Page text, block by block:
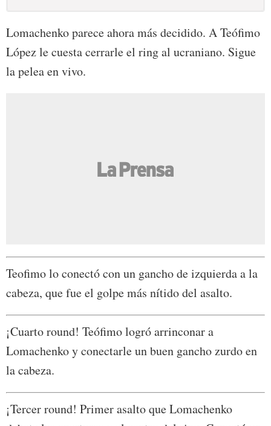
Lomachenko parece ahora más decidido. A Teófimo
López le cuesta cerrarle el ring al ucraniano. Sigue
la pelea en vivo.
Teofimo lo conectó con un gancho de izquierda a la
cabeza, que fue el golpe más nítido del asalto.
¡Cuarto round! Teófimo logró arrinconar a
Lomachenko y conectarle un buen gancho zurdo en
la cabeza.
¡Tercer round! Primer asalto que Lomachenko